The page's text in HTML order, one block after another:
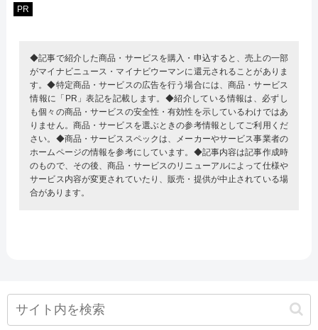
PR
◆記事で紹介した商品・サービスを購入・申込すると、売上の一部
がマイナビニュース・マイナビウーマンに還元されることがありま
す。◆特定商品・サービスの広告を行う場合には、商品・サービス
情報に「PR」表記を記載します。◆紹介している情報は、必ずし
も個々の商品・サービスの安全性・有効性を示しているわけではあ
りません。商品・サービスを選ぶときの参考情報としてご利用くだ
さい。◆商品・サービススペックは、メーカーやサービス事業者の
ホームページの情報を参考にしています。◆記事内容は記事作成時
のもので、その後、商品・サービスのリニューアルによって仕様や
サービス内容が変更されていたり、販売・提供が中止されている場
合があります。